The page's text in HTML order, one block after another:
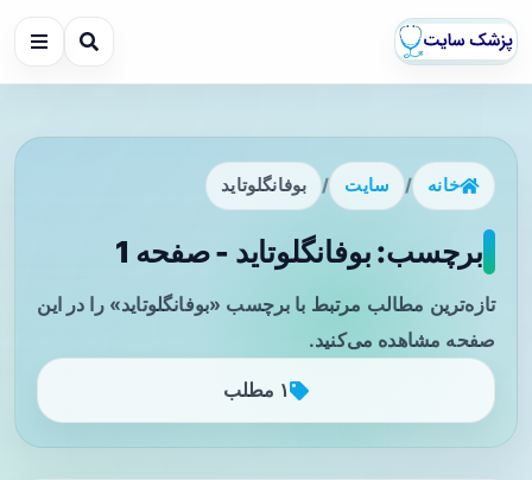
خانه / سایت / بوفانگلوتاید
برچسب: بوفانگلوتاید - صفحه 1
تازه‌ترین مطالب مرتبط با برچسب «بوفانگلوتاید» را در این
صفحه مشاهده می‌کنید.
۱ مطلب